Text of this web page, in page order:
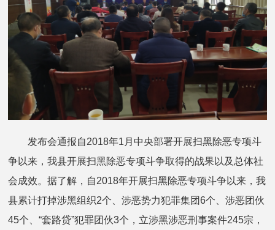
发布会通报自2018年1月中央部署开展扫黑除恶专项斗
争以来，我县开展扫黑除恶专项斗争取得的战果以及总体社
会成效。据了解，自2018年开展扫黑除恶专项斗争以来，我
县累计打掉涉黑组织2个、涉恶势力犯罪集团6个、涉恶团伙
45个、“套路贷”犯罪团伙3个，立涉黑涉恶刑事案件245宗，